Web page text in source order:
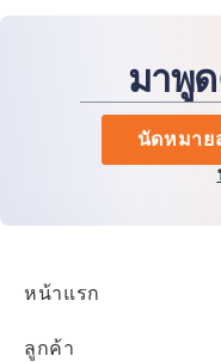
มาพู
นัดหมาย
หน้าแรก
ลูกค้า